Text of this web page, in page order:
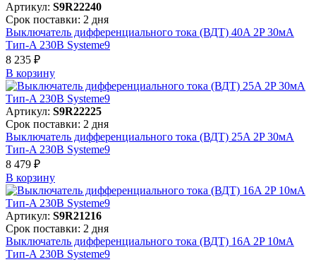
Артикул: S9R22240
Срок поставки: 2 дня
Выключатель дифференциального тока (ВДТ) 40A 2P 30мА
Тип-A 230В Systeme9
8 235 ₽
В корзинy
Артикул: S9R22225
Срок поставки: 2 дня
Выключатель дифференциального тока (ВДТ) 25A 2P 30мА
Тип-A 230В Systeme9
8 479 ₽
В корзинy
Артикул: S9R21216
Срок поставки: 2 дня
Выключатель дифференциального тока (ВДТ) 16A 2P 10мА
Тип-A 230В Systeme9